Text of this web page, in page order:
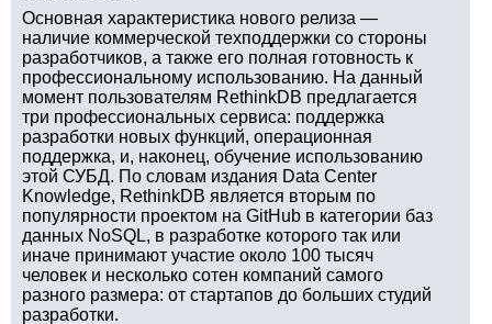
Основная характеристика нового релиза —
наличие коммерческой техподдержки со стороны
разработчиков, а также его полная готовность к
профессиональному использованию. На данный
момент пользователям RethinkDB предлагается
три профессиональных сервиса: поддержка
разработки новых функций, операционная
поддержка, и, наконец, обучение использованию
этой СУБД. По словам издания Data Center
Knowledge, RethinkDB является вторым по
популярности проектом на GitHub в категории баз
данных NoSQL, в разработке которого так или
иначе принимают участие около 100 тысяч
человек и несколько сотен компаний самого
разного размера: от стартапов до больших студий
разработки.